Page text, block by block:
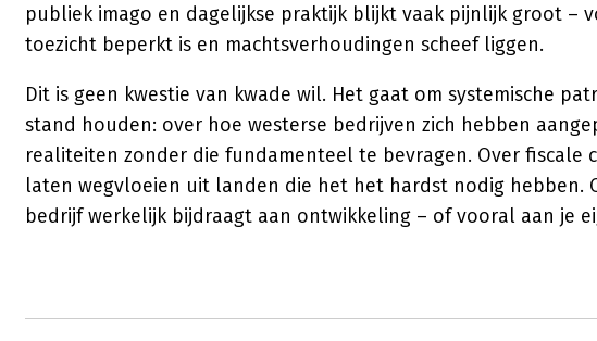
publiek imago en dagelijkse praktijk blijkt vaak pijnlijk groot –
toezicht beperkt is en machtsverhoudingen scheef liggen.
Dit is geen kwestie van kwade wil. Het gaat om systemische
stand houden: over hoe westerse bedrijven zich hebben
realiteiten zonder die fundamenteel te bevragen. Over fiscale
laten wegvloeien uit landen die het het hardst nodig hebben.
bedrijf werkelijk bijdraagt aan ontwikkeling – of vooral aan je